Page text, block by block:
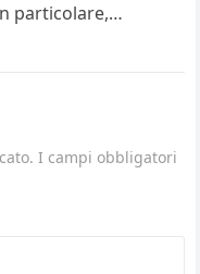
particolare,…
I campi obbligatori